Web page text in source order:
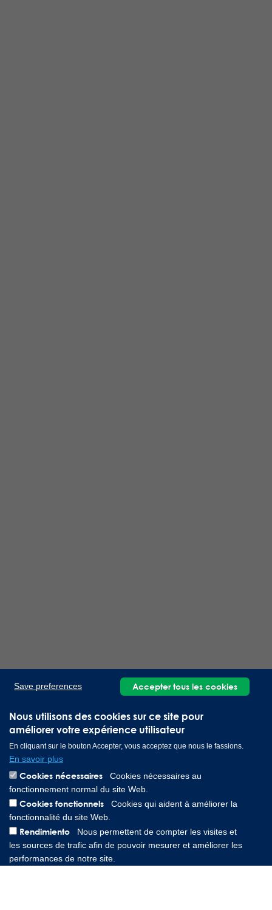
Nous utilisons des cookies sur ce site pour
améliorer votre expérience utilisateur
En cliquant sur le bouton Accepter, vous acceptez que nous le fassions.
En savoir plus
Cookies nécessaires
Cookies nécessaires au
fonctionnement normal du site Web.
Cookies fonctionnels
Cookies qui aident à améliorer la
fonctionnalité du site Web.
Rendimiento
Nous permettent de compter les visites et
les sources de trafic afin de pouvoir mesurer et améliorer les
performances de notre site.
Save preferences Accepter tous les cookies